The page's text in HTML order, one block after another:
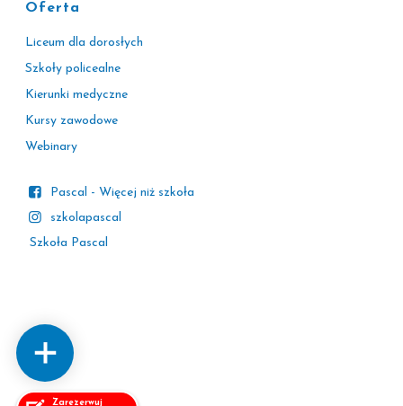
Zarezerwuj
Oferta
Liceum dla dorosłych
Szkoły policealne
Kierunki medyczne
Kursy zawodowe
Webinary
Pascal - Więcej niż szkoła
szkolapascal
Szkoła Pascal